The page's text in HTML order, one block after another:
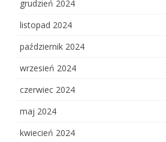
grudzień 2024
listopad 2024
październik 2024
wrzesień 2024
czerwiec 2024
maj 2024
kwiecień 2024